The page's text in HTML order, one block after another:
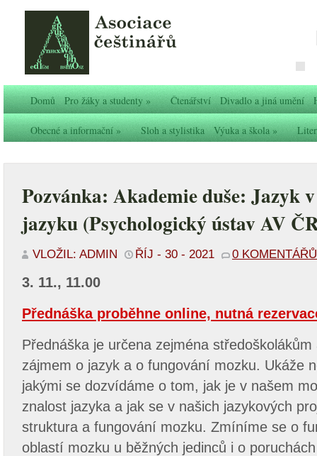
Domů Pro žáky a studenty» Čtenářství Divadlo a jiná umění
Obecné a informační» Sloh a stylistika Výuka a škola»
Pozvánka: Akademie duše: Jazyk
jazyku (Psychologický ústav AV
VLOŽIL: ADMIN ŘÍJ - 30 - 2021 0 KOMENTÁŘŮ
3. 11., 11.00
Přednáška proběhne online, nutná
Přednáška je určena zejména
zájmem o jazyk a o fungování mozku. Ukáže
jakými se dozvídáme o tom, jak je v našem
znalost jazyka a jak se v našich jazykových
struktura a fungování mozku. Zmíníme se o
oblastí mozku u běžných jedinců i o